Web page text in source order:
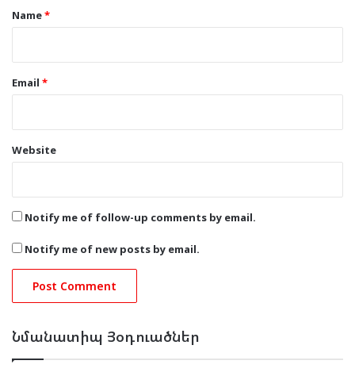
*Name*
Email *
Website
Notify me of follow-up comments by email.
Notify me of new posts by email.
Նմանատիպ Յօդուածներ